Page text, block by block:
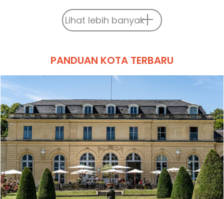
Lihat lebih banyak
PANDUAN KOTA TERBARU